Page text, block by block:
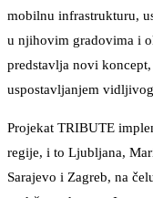
mobilnu infrastrukturu,
u njihovim gradovima i
predstavlja novi
uspostavljanjem
Projekat TRIBUTE
regije, i to Ljubljana,
Sarajevo i Zagreb, na